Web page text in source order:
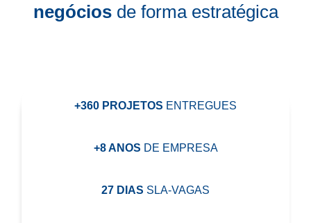
negóciosde forma estratégica
+360 PROJETOS ENTREGUES
+8 ANOS DE EMPRESA
27 DIAS SLA-VAGAS